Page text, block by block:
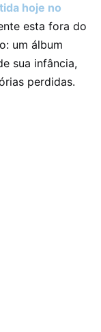
hoje no
esta fora do
um álbum
sua infância,
perdidas.